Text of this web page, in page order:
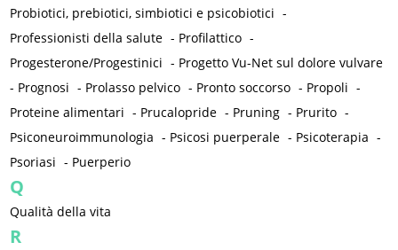
Probiotici, prebiotici, simbiotici e psicobiotici -
Professionisti della salute - Profilattico -
Progesterone/Progestinici - Progetto Vu-Net sul dolore vulvare
- Prognosi - Prolasso pelvico - Pronto soccorso - Propoli -
Proteine alimentari - Prucalopride - Pruning - Prurito -
Psiconeuroimmunologia - Psicosi puerperale - Psicoterapia -
Psoriasi - Puerperio
Q
Qualità della vita
R